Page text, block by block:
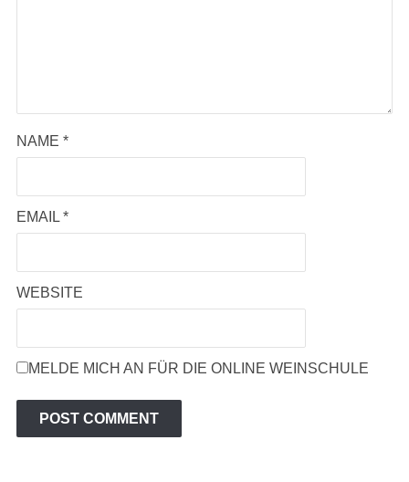
NAME *
EMAIL *
WEBSITE
MELDE MICH AN FÜR DIE ONLINE WEINSCHULE